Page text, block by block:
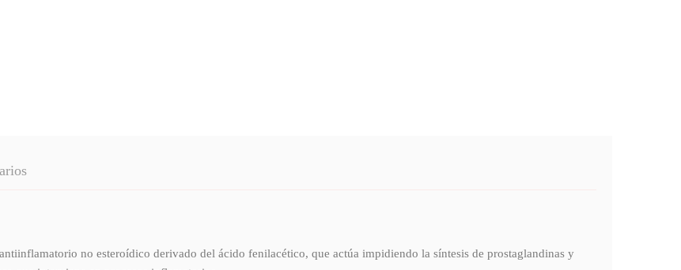
no esteroídico derivado del ácido fenilacético, que actúa impidiendo la síntesis de prostaglandinas y